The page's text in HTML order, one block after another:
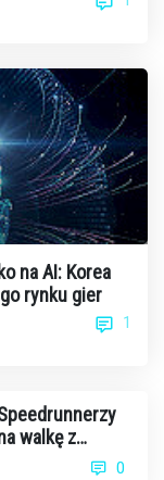
na AI: Korea
rynku gier
1
walkę z
0